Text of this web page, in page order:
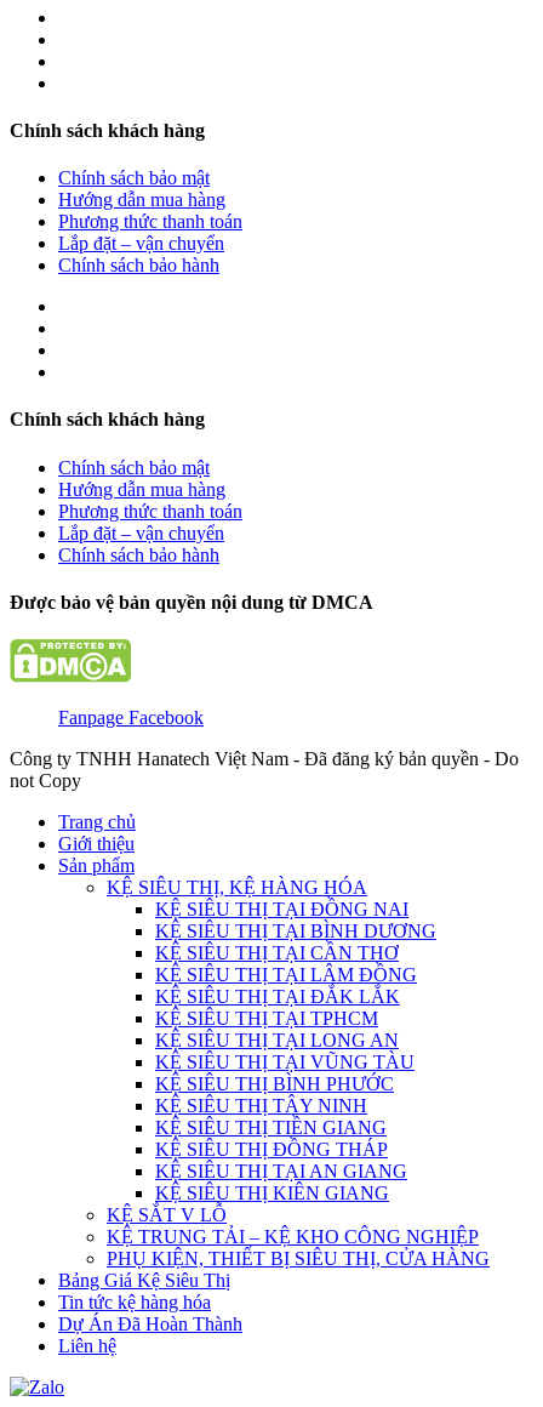
Chính sách khách hàng
Chính sách bảo mật
Hướng dẫn mua hàng
Phương thức thanh toán
Lắp đặt – vận chuyển
Chính sách bảo hành
Chính sách khách hàng
Chính sách bảo mật
Hướng dẫn mua hàng
Phương thức thanh toán
Lắp đặt – vận chuyển
Chính sách bảo hành
Được bảo vệ bản quyền nội dung từ DMCA
Fanpage Facebook
Công ty TNHH Hanatech Việt Nam - Đã đăng ký bản quyền - Do
not Copy
Trang chủ
Giới thiệu
Sản phẩm
KỆ SIÊU THỊ, KỆ HÀNG HÓA
KỆ SIÊU THỊ TẠI ĐỒNG NAI
KỆ SIÊU THỊ TẠI BÌNH DƯƠNG
KỆ SIÊU THỊ TẠI CẦN THƠ
KỆ SIÊU THỊ TẠI LÂM ĐỒNG
KỆ SIÊU THỊ TẠI ĐẮK LẮK
KỆ SIÊU THỊ TẠI TPHCM
KỆ SIÊU THỊ TẠI LONG AN
KỆ SIÊU THỊ TẠI VŨNG TÀU
KỆ SIÊU THỊ BÌNH PHƯỚC
KỆ SIÊU THỊ TÂY NINH
KỆ SIÊU THỊ TIỀN GIANG
KỆ SIÊU THỊ ĐỒNG THÁP
KỆ SIÊU THỊ TẠI AN GIANG
KỆ SIÊU THỊ KIÊN GIANG
KỆ SẮT V LỖ
KỆ TRUNG TẢI – KỆ KHO CÔNG NGHIỆP
PHỤ KIỆN, THIẾT BỊ SIÊU THỊ, CỬA HÀNG
Bảng Giá Kệ Siêu Thị
Tin tức kệ hàng hóa
Dự Án Đã Hoàn Thành
Liên hệ